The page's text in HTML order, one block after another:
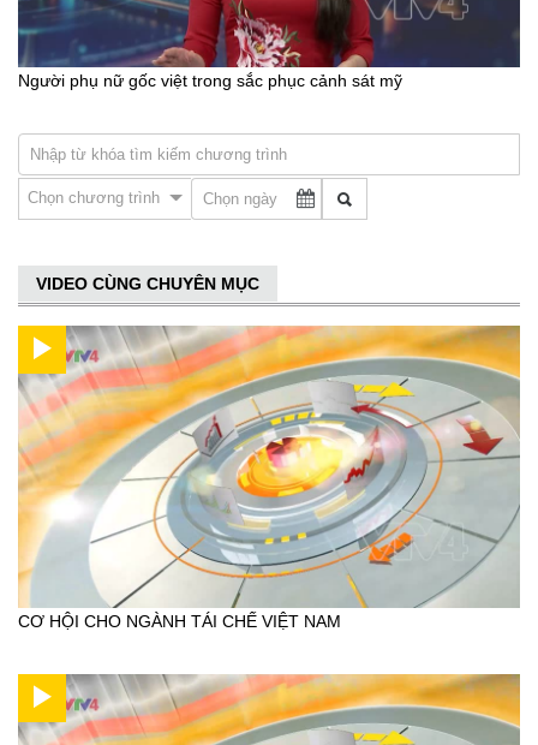
Người phụ nữ gốc việt trong sắc phục cảnh sát mỹ
Chọn chương trình
VIDEO CÙNG CHUYÊN MỤC
CƠ HỘI CHO NGÀNH TÁI CHẾ VIỆT NAM